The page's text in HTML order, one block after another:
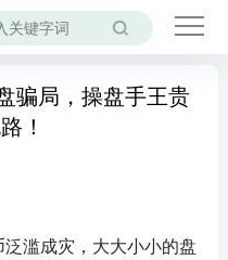
骗局，操盘手王贵
！
滥成灾，大大小小的盘